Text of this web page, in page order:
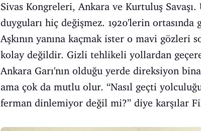
Sivas Kongreleri, Ankara ve Kurtuluş
duyguları hiç değişmez. 1920'lerin
Aşkının yanına kaçmak ister o mavi
kolay değildir. Gizli tehlikeli yollardan
Ankara Garı'nın olduğu yerde direksiyon
ama çok da mutlu olur. “Nasıl geçti
ferman dinlemiyor değil mi?” diye karşılar